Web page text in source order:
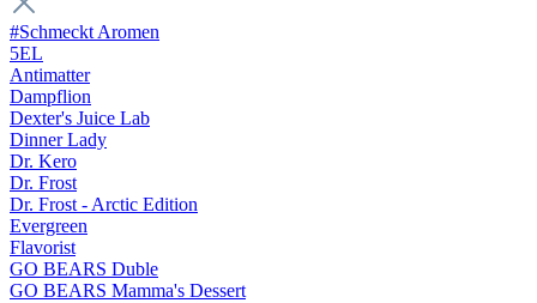
#Schmeckt Aromen
5EL
Antimatter
Dampflion
Dexter's Juice Lab
Dinner Lady
Dr. Kero
Dr. Frost
Dr. Frost - Arctic Edition
Evergreen
Flavorist
GO BEARS Duble
GO BEARS Mamma's Dessert